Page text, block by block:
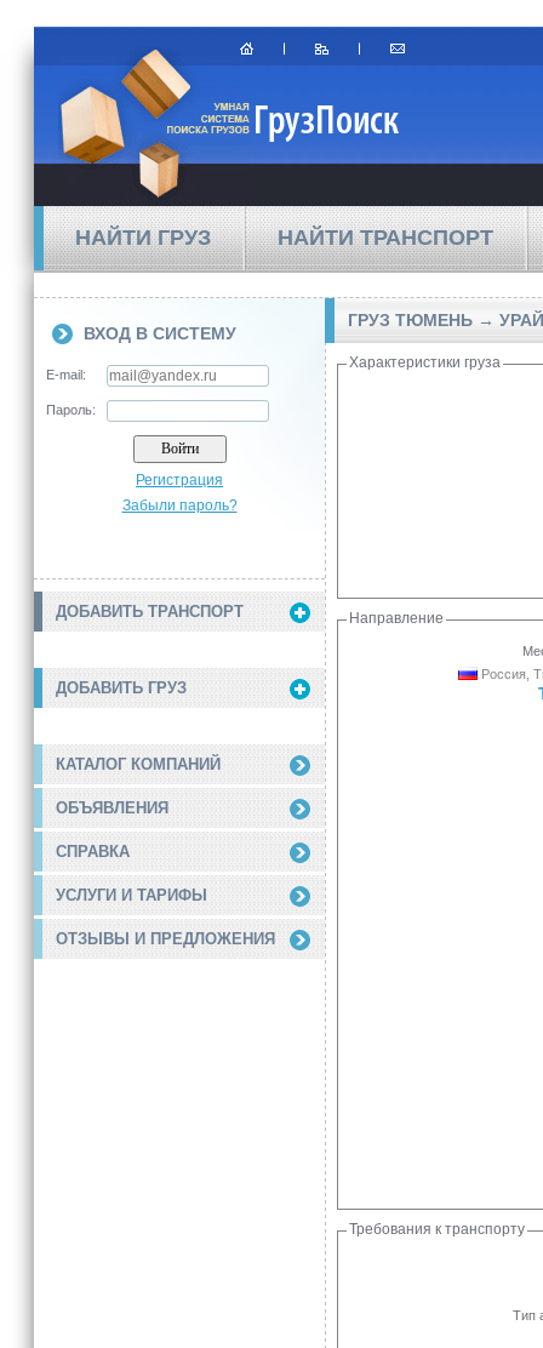
НАЙТИ ГРУЗ НАЙТИ ТРАНСПОРТ
ВХОД В СИСТЕМУ
E-mail:
Пароль:
Регистрация
Забыли пароль?
ДОБАВИТЬ ТРАНСПОРТ
ДОБАВИТЬ ГРУЗ
КАТАЛОГ КОМПАНИЙ
ОБЪЯВЛЕНИЯ
СПРАВКА
УСЛУГИ И ТАРИФЫ
ОТЗЫВЫ И ПРЕДЛОЖЕНИЯ
ГРУЗ ТЮМЕНЬ → УРАЙ
Характеристики груза
Направление
Россия,
Требования к транспорту
Тип